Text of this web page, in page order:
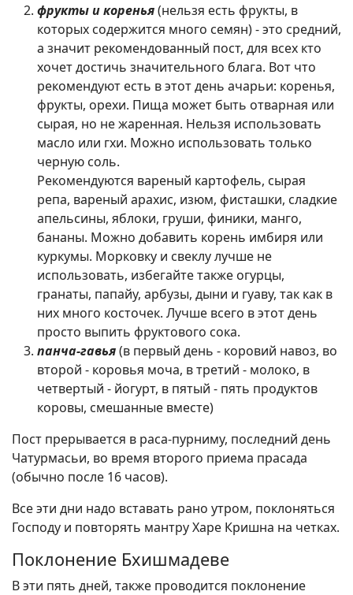
фрукты и коренья(нельзя есть фрукты, в
которых содержится много семян) - это средний,
а значит рекомендованный пост, для всех кто
хочет достичь значительного блага. Вот что
рекомендуют есть в этот день ачарьи: коренья,
фрукты, орехи. Пища может быть отварная или
сырая, но не жаренная. Нельзя использовать
масло или гхи. Можно использовать только
черную соль.
Рекомендуются вареный картофель, сырая
репа, вареный арахис, изюм, фисташки, сладкие
апельсины, яблоки, груши, финики, манго,
бананы. Можно добавить корень имбиря или
куркумы. Морковку и свеклу лучше не
использовать, избегайте также огурцы,
гранаты, папайу, арбузы, дыни и гуаву, так как в
них много косточек. Лучше всего в этот день
просто выпить фруктового сока.
панча-гавья(в первый день - коровий навоз, во
второй - коровья моча, в третий - молоко, в
четвертый - йогурт, в пятый - пять продуктов
коровы, смешанные вместе)
Пост прерывается в раса-пурниму, последний день
Чатурмасьи, во время второго приема прасада
(обычно после 16 часов).
Все эти дни надо вставать рано утром, поклоняться
Господу и повторять мантру Харе Кришна на четках.
Поклонение Бхишмадеве
В эти пять дней, также проводится поклонение